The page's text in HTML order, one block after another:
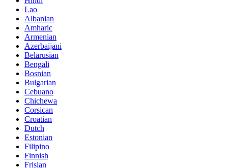
Lao
Albanian
Amharic
Armenian
Azerbaijani
Belarusian
Bengali
Bosnian
Bulgarian
Cebuano
Chichewa
Corsican
Croatian
Dutch
Estonian
Filipino
Finnish
Frisian